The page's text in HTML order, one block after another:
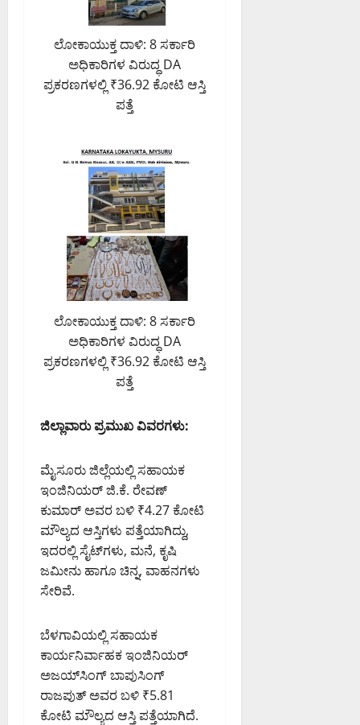
ಲೋಕಾಯುಕ್ತ ದಾಳಿ: 8 ಸರ್ಕಾರಿ
ಅಧಿಕಾರಿಗಳ ವಿರುದ್ಧ DA
ಪ್ರಕರಣಗಳಲ್ಲಿ ₹36.92 ಕೋಟಿ ಆಸ್ತಿ
ಪತ್ತೆ
ಲೋಕಾಯುಕ್ತ ದಾಳಿ: 8 ಸರ್ಕಾರಿ
ಅಧಿಕಾರಿಗಳ ವಿರುದ್ಧ DA
ಪ್ರಕರಣಗಳಲ್ಲಿ ₹36.92 ಕೋಟಿ ಆಸ್ತಿ
ಪತ್ತೆ
ಜಿಲ್ಲಾವಾರು ಪ್ರಮುಖ ವಿವರಗಳು:
ಮೈಸೂರು ಜಿಲ್ಲೆಯಲ್ಲಿ ಸಹಾಯಕ
ಇಂಜಿನಿಯರ್ ಜಿ.ಕೆ. ರೇವಣ್
ಕುಮಾರ್ ಅವರ ಬಳಿ ₹4.27 ಕೋಟಿ
ಮೌಲ್ಯದ ಆಸ್ತಿಗಳು ಪತ್ತೆಯಾಗಿದ್ದು,
ಇದರಲ್ಲಿ ಸೈಟ್‌ಗಳು, ಮನೆ, ಕೃಷಿ
ಜಮೀನು ಹಾಗೂ ಚಿನ್ನ, ವಾಹನಗಳು
ಸೇರಿವೆ.
ಬೆಳಗಾವಿಯಲ್ಲಿ ಸಹಾಯಕ
ಕಾರ್ಯನಿರ್ವಾಹಕ ಇಂಜಿನಿಯರ್
ಅಜಯ್‌ಸಿಂಗ್ ಬಾಪುಸಿಂಗ್
ರಾಜಪುತ್ ಅವರ ಬಳಿ ₹5.81
ಕೋಟಿ ಮೌಲ್ಯದ ಆಸ್ತಿ ಪತ್ತೆಯಾಗಿದೆ.